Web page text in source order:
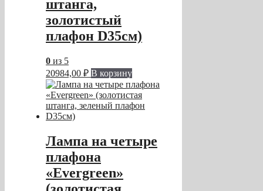
штанга,
золотистый
плафон D35см)
0 из 5
20984,00 ₽ В корзину
Лампа на четыре
плафона
«Evergreen»